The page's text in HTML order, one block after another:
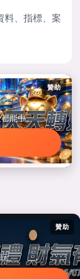
料、指標、案
贊助
能中。
贊助
。